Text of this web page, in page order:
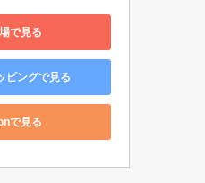
で見る
ピングで見る
で見る